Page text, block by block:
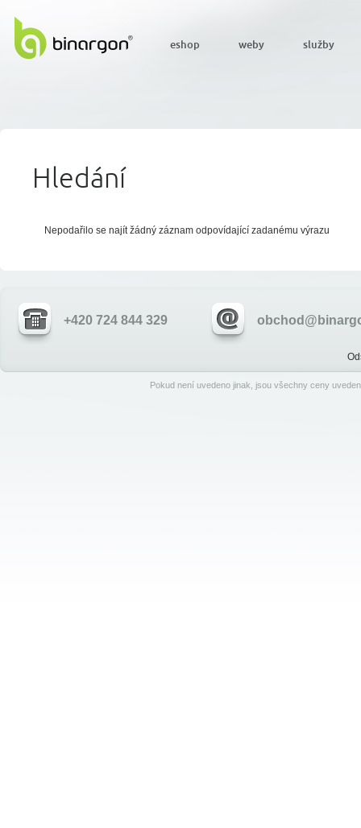
Hledání
Nepodařilo se najít žádný záznam odpovídající zadanému výrazu
+420 724 844 329
Pokud není uvedeno jinak, jsou všechny ceny
eshop weby služby